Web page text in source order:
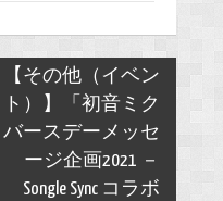
【その他（イベン
ト）】「初音ミク
バースデーメッセ
ージ企画2021 －
Songle Sync コラボ